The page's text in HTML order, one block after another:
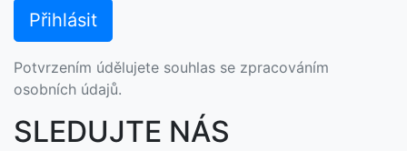
Potvrzením údělujete souhlas se zpracováním
osobních údajů.
SLEDUJTE NÁS